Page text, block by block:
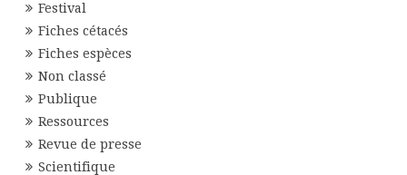
Festival
Fiches cétacés
Fiches espèces
Non classé
Publique
Ressources
Revue de presse
Scientifique